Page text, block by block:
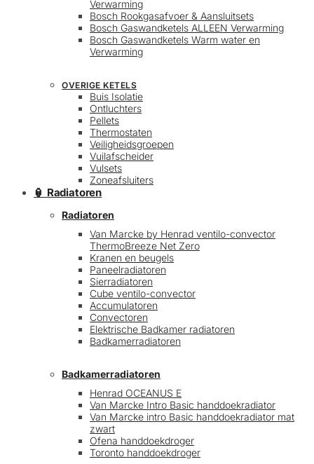
Verwarming
Bosch Rookgasafvoer & Aansluitsets
Bosch Gaswandketels ALLEEN Verwarming
Bosch Gaswandketels Warm water en
Verwarming
OVERIGE KETELS
Buis Isolatie
Ontluchters
Pellets
Thermostaten
Veiligheidsgroepen
Vuilafscheider
Vulsets
Zoneafsluiters
🏮 Radiatoren
Radiatoren
Van Marcke by Henrad ventilo-convector
ThermoBreeze Net Zero
Kranen en beugels
Paneelradiatoren
Sierradiatoren
Cube ventilo-convector
Accumulatoren
Convectoren
Elektrische Badkamer radiatoren
Badkamerradiatoren
Badkamerradiatoren
Henrad OCEANUS E
Van Marcke Intro Basic handdoekradiator
Van Marcke intro Basic handdoekradiator mat
zwart
Ofena handdoekdroger
Toronto handdoekdroger